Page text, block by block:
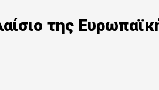
της